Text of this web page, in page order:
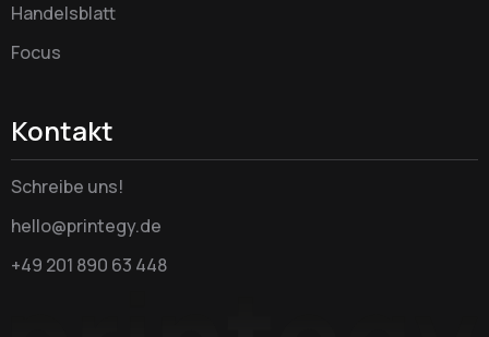
Handelsblatt
Focus
Kontakt
Schreibe uns!
hello@printegy.de
+49 201 890 63 448